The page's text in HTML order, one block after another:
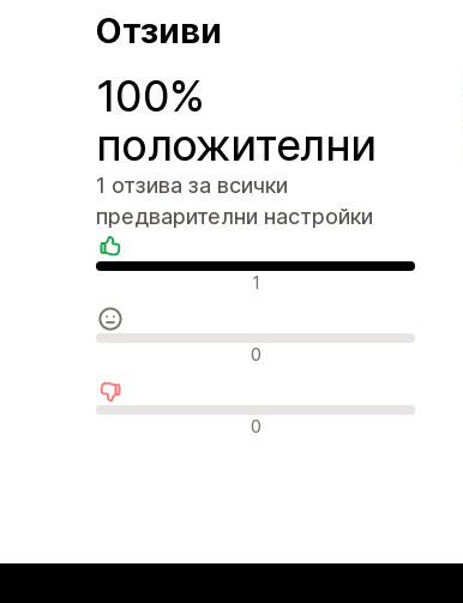
Отзиви
100%
положителни
1 отзива за всички
предварителни настройки
Положителни отзиви
1
Неутрални отзиви
0
Отрицателни отзиви
0